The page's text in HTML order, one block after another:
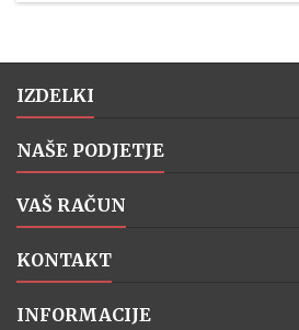
IZDELKI
NAŠE PODJETJE
VAŠ RAČUN
KONTAKT
INFORMACIJE